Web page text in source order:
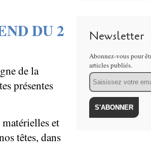
DU 2
de la
présentes
et
têtes, dans
Newsletter
Abonnez-vous pour
articles publiés.
Email